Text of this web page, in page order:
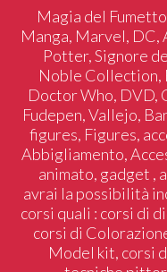
Magia del
Manga, Marvel,
Potter, Signore
Noble Collection,
Doctor Who, DVD,
Fudepen, Vallejo,
figures, Figures,
Abbigliamento,
animato, gadget ,
avrai la possibilità
corsi quali : corsi di
corsi di
Model kit, corsi